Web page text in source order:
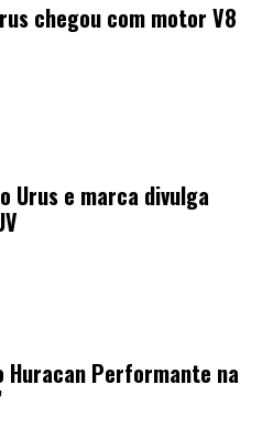
chegou com motor V8
Urus e marca divulga
Huracan Performante na